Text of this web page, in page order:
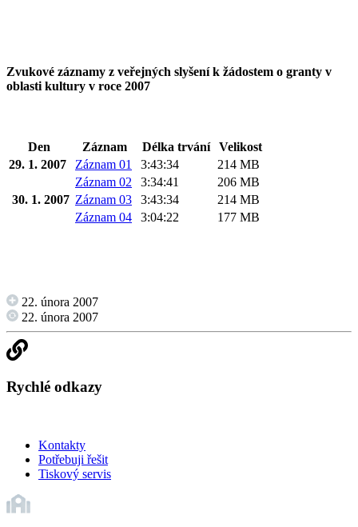
Zvukové záznamy z veřejných slyšení k žádostem o granty v
oblasti kultury v roce 2007
Den Záznam Délka trvání Velikost
29. 1. 2007
Záznam 01 3:43:34
214 MB
Záznam 02
3:34:41
206 MB
30. 1. 2007 Záznam 03 3:43:34
214 MB
Záznam 04
3:04:22 177 MB
22. února 2007
22. února 2007
Rychlé odkazy
Kontakty
Potřebuji řešit
Tiskový servis